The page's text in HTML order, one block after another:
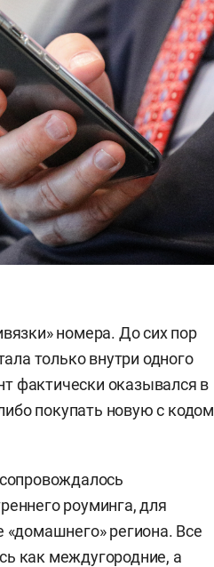
номера. До сих пор
только внутри одного
фактически оказывался в
покупать новую с кодом
роуминга, для
«домашнего» региона. Все
как междугородние, а